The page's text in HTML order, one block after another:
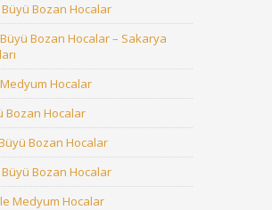
Bozan Hocalar
Bozan Hocalar – Sakarya
Hocalar
Bozan Hocalar
Bozan Hocalar
Bozan Hocalar
Medyum Hocalar